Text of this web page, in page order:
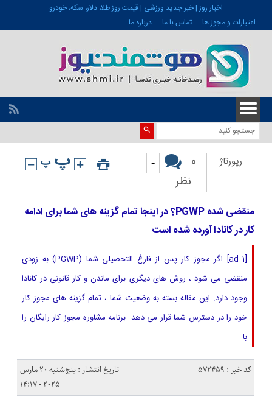
اخبار روز | خبر جدید ورزشی | قیمت روز طلا، دلار، سکه، خودرو
اعتبارات و مجوز ها
تماس با ما درباره ما
رپورتاژ
0
نظر
-
منقضی شده PGWP؟ در اینجا تمام گزینه های شما برای ادامه
کار در کانادا آورده شده است
[ad_1] اگر مجوز کار پس از فارغ التحصیلی شما (PGWP) به زودی
منقضی می شود ، روش های دیگری برای ماندن و کار قانونی در کانادا
وجود دارد. این مقاله بسته به وضعیت شما ، تمام گزینه های مجوز کار
خود را در دسترس شما قرار می دهد. برنامه مشاوره مجوز کار رایگان را
با
کد خبر : 572459
تاریخ انتشار : پنج‌شنبه 20 مارس
2025 - 14:17